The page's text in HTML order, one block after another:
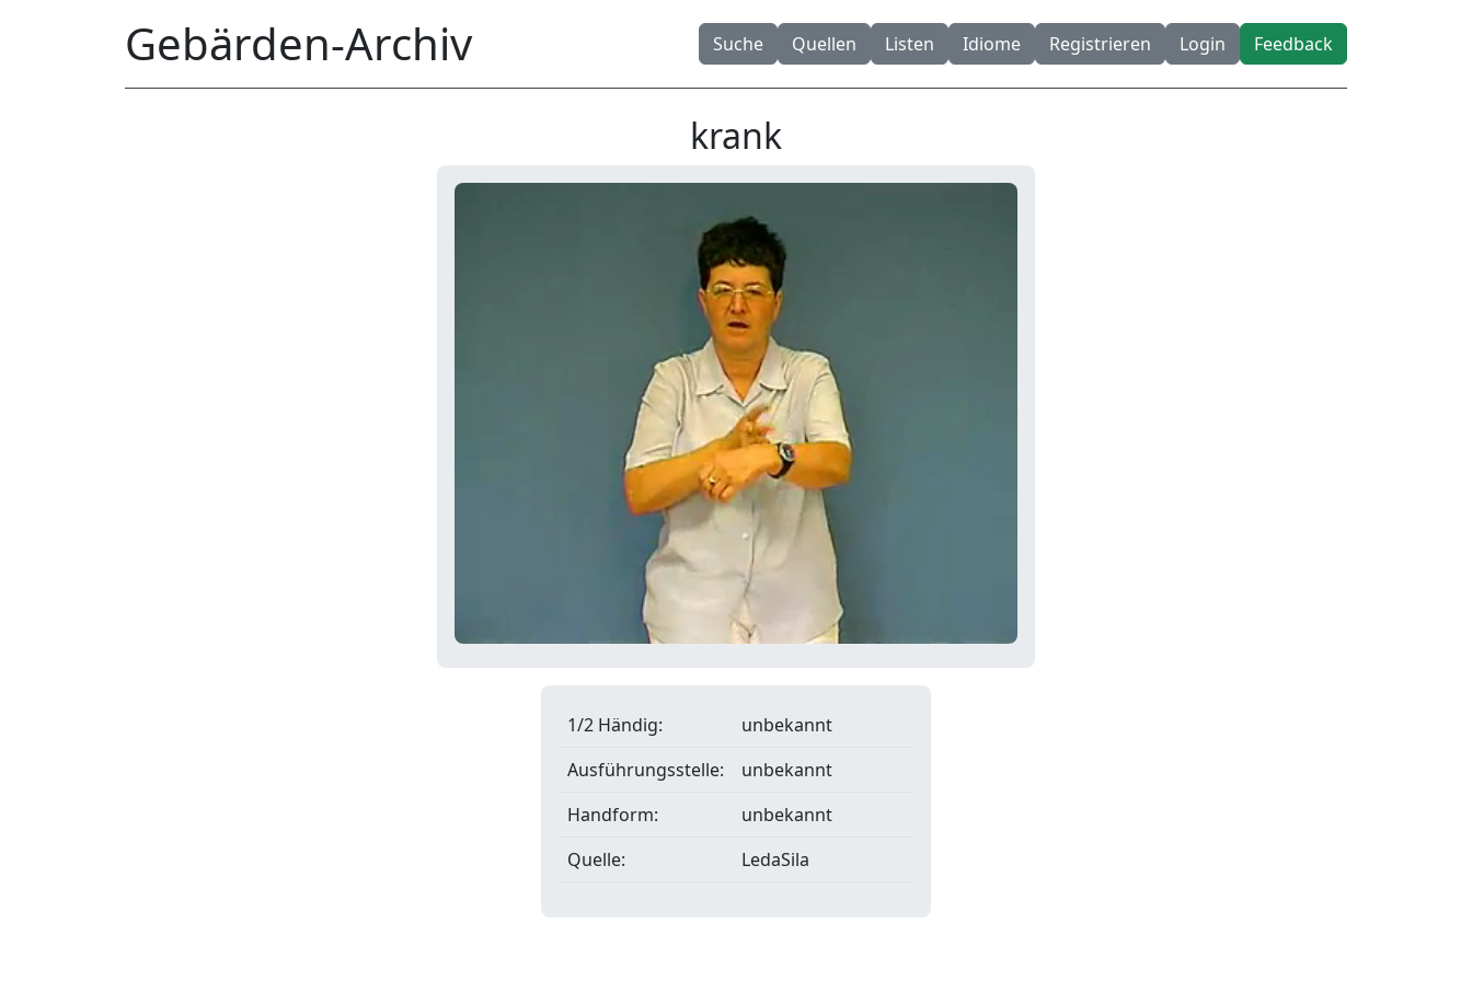
Gebärden-Archiv Suche Quellen Listen Idiome Registrieren Login Feedback
krank
1/2 Händig:
unbekannt
Ausführungsstelle:
unbekannt
Handform:
unbekannt
Quelle:
LedaSila